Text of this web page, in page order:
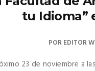
tu Idioma”
POREDITOR
23 de noviembre a